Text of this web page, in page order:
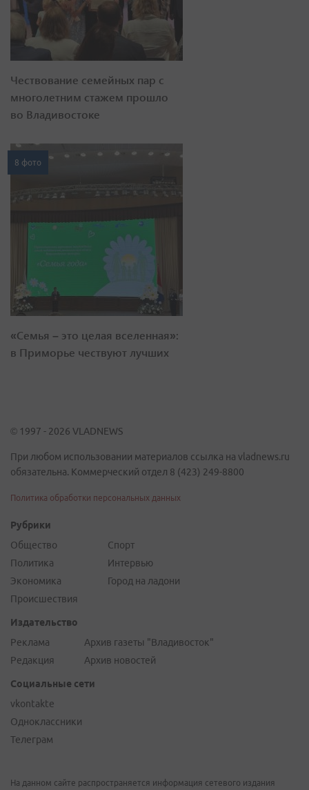
Чествование семейных пар с
многолетним стажем прошло
во Владивостоке
8 фото
«Семья – это целая вселенная»:
в Приморье чествуют лучших
© 1997 - 2026 VLADNEWS
При любом использовании материалов ссылка на vladnews.ru
обязательна. Коммерческий отдел 8 (423) 249-8800
Политика обработки персональных данных
Рубрики
Общество
Политика
Экономика
Происшествия
Спорт
Интервью
Город на ладони
Издательство
Реклама
Редакция
Архив газеты "Владивосток"
Архив новостей
Социальные сети
vkontakte
Одноклассники
Телеграм
На данном сайте распространяется информация сетевого издания